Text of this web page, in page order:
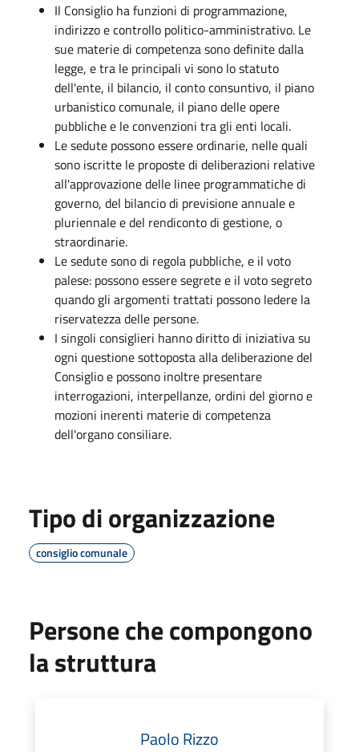
Il Consiglio ha funzioni di programmazione,
indirizzo e controllo politico-amministrativo. Le
sue materie di competenza sono definite dalla
legge, e tra le principali vi sono lo statuto
dell'ente, il bilancio, il conto consuntivo, il piano
urbanistico comunale, il piano delle opere
pubbliche e le convenzioni tra gli enti locali.
Le sedute possono essere ordinarie, nelle quali
sono iscritte le proposte di deliberazioni relative
all'approvazione delle linee programmatiche di
governo, del bilancio di previsione annuale e
pluriennale e del rendiconto di gestione, o
straordinarie.
Le sedute sono di regola pubbliche, e il voto
palese: possono essere segrete e il voto segreto
quando gli argomenti trattati possono ledere la
riservatezza delle persone.
I singoli consiglieri hanno diritto di iniziativa su
ogni questione sottoposta alla deliberazione del
Consiglio e possono inoltre presentare
interrogazioni, interpellanze, ordini del giorno e
mozioni inerenti materie di competenza
dell'organo consiliare.
Tipo di organizzazione
consiglio comunale
Persone che compongono
la struttura
Paolo Rizzo